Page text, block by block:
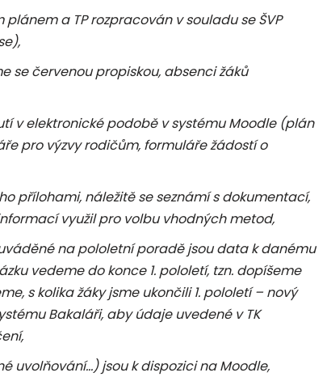
a TP rozpracován v souladu se ŠVP
se červenou propiskou, absenci žáků
v elektronické podobě v systému Moodle (plán
pro výzvy rodičům, formuláře žádostí o
přílohami, náležitě se seznámí s dokumentací,
využil pro volbu vhodných metod,
na pololetní poradě jsou data k danému
vedeme do konce 1. pololetí, tzn. dopíšeme
s kolika žáky jsme ukončili 1. pololetí – nový
Bakaláři, aby údaje uvedené v TK
uvolňování…) jsou k dispozici na Moodle,